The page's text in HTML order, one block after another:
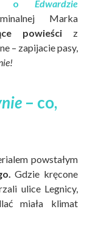
oEdwardzie
Marka
powieściz
– zapijacie pasy,
– co,
powstałym
Gdzie kręcone
ulice Legnicy,
miała klimat